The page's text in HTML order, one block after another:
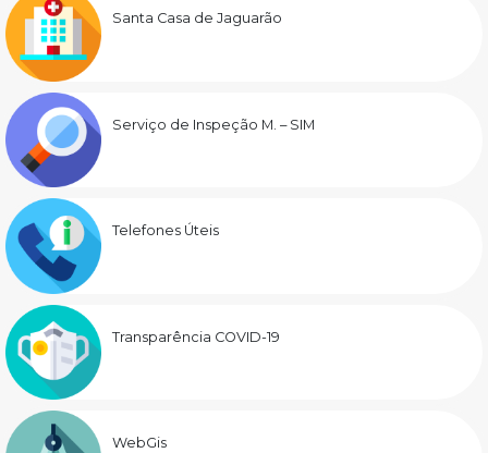
Santa Casa de Jaguarão
Serviço de Inspeção M. – SIM
Telefones Úteis
Transparência COVID-19
WebGis